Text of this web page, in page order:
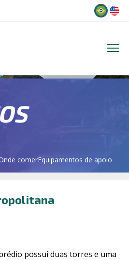
comerEquipamentos de apoio
possui duas torres e uma